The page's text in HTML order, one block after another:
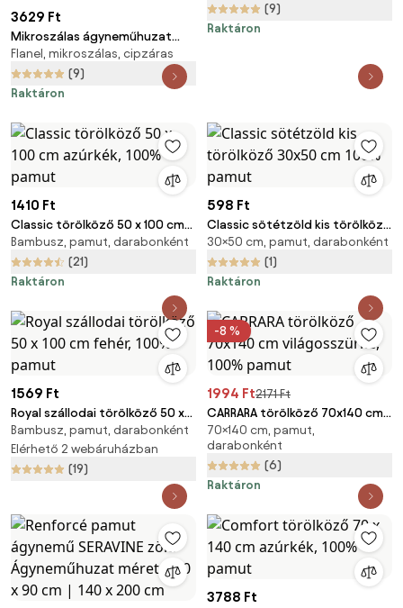
3629 Ft
Mikroszálas ágyneműhuzat
GREY LINE szürke Ágyneműhuzat
mérete: 70 x 90 cm | 140 x 200
cm
Flanel, mikroszálas, cipzáras
(9)
Raktáron
(9)
Raktáron
1410 Ft
Classic törölköző 50 x 100 cm
azúrkék, 100% pamut
Bambusz, pamut, darabonként
(21)
Raktáron
598 Ft
Classic sötétzöld kis törölköző
30x50 cm 100% pamut
30×50 cm, pamut, darabonként
(1)
Raktáron
1569 Ft
Royal szállodai törölköző 50 x
100 cm fehér, 100% pamut
Bambusz, pamut, darabonként
Elérhető 2 webáruházban
(19)
-8 %
1994 Ft2171 Ft
CARRARA törölköző 70x140 cm
világosszürke, 100% pamut
70×140 cm, pamut,
darabonként
(6)
Raktáron
3788 Ft